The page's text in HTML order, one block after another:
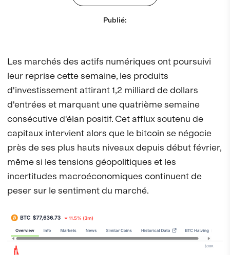
Publié:
Les marchés des actifs numériques ont poursuivi
leur reprise cette semaine, les produits
d'investissement attirant 1,2 milliard de dollars
d'entrées et marquant une quatrième semaine
consécutive d'élan positif. Cet afflux soutenu de
capitaux intervient alors que le bitcoin se négocie
près de ses plus hauts niveaux depuis début février,
même si les tensions géopolitiques et les
incertitudes macroéconomiques continuent de
peser sur le sentiment du marché.